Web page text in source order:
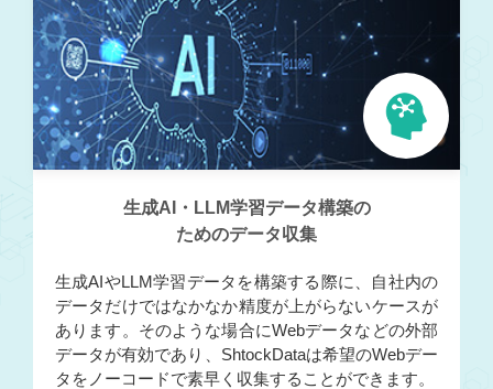
生成AI・LLM学習データ構築の
ためのデータ収集
生成AIやLLM学習データを構築する際に、自社内の
データだけではなかなか精度が上がらないケースが
あります。そのような場合にWebデータなどの外部
データが有効であり、ShtockDataは希望のWebデー
タをノーコードで素早く収集することができます。